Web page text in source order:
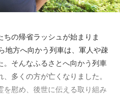
の帰省ラッシュが始まりま
地方へ向かう列車は、軍人や疎
。そんなふるさとへ向かう列車
多くの方が亡くなりました。
慰め、後世に伝える取り組み